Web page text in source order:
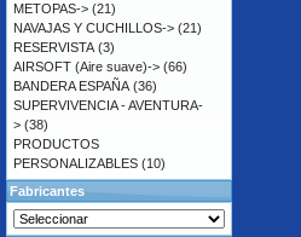
METOPAS-> (21)
NAVAJAS Y CUCHILLOS-> (21)
RESERVISTA (3)
AIRSOFT (Aire suave)-> (66)
BANDERA ESPAÑA (36)
SUPERVIVENCIA - AVENTURA-
> (38)
PRODUCTOS
PERSONALIZABLES (10)
Fabricantes